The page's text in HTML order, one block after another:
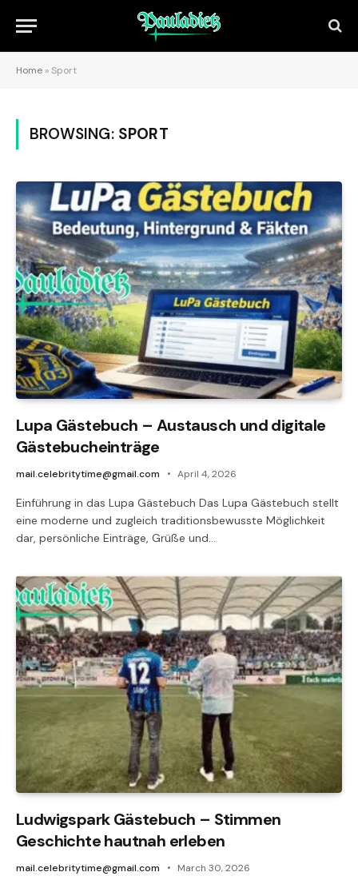
Home »Sport
BROWSING: SPORT
Lupa Gästebuch – Austausch und digitale
Gästebucheinträge
mail.celebritytime@gmail.com April 4, 2026
Einführung in das Lupa Gästebuch Das Lupa Gästebuch stellt
eine moderne und zugleich traditionsbewusste Möglichkeit
dar, persönliche Einträge, Grüße und…
Ludwigspark Gästebuch – Stimmen
Geschichte hautnah erleben
mail.celebritytime@gmail.com March 30, 2026